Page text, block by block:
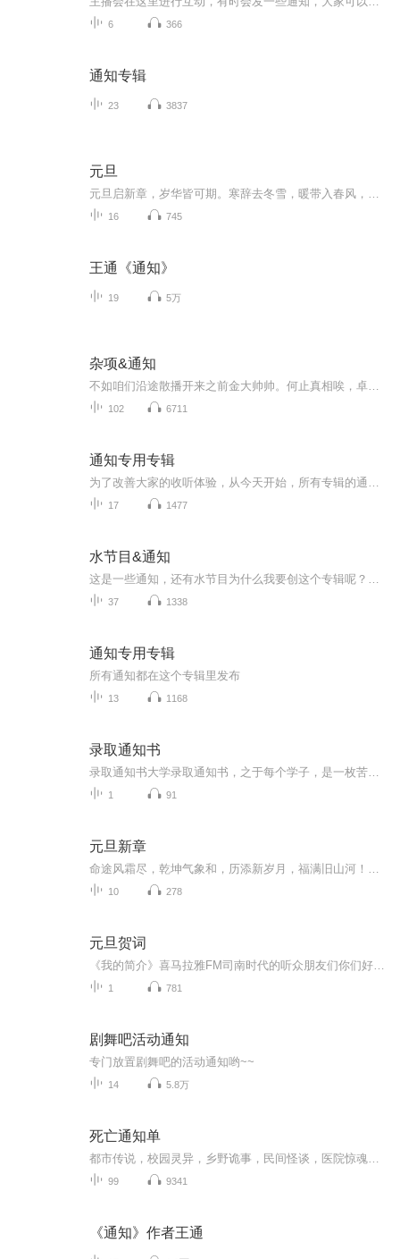
6 366
通知专辑
23 3837
元旦
16 745
王通《通知》
19 5万
杂项&通知
102 6711
通知专用专辑
17 1477
水节目&通知
37 1338
通知专用专辑
所有通知都在这个专辑里发布
13 1168
录取通知书
1 91
元旦新章
10 278
元旦贺词
1 781
剧舞吧活动通知
专门放置剧舞吧的活动通知哟~~
14 5.8万
死亡通知单
99 9341
《通知》作者王通